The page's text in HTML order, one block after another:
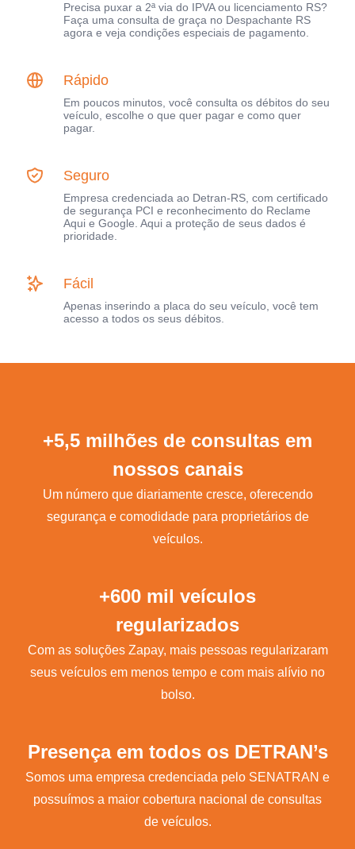
Precisa puxar a 2ª via do IPVA ou licenciamento RS?
Faça uma consulta de graça no Despachante RS
agora e veja condições especiais de pagamento.
Rápido
Em poucos minutos, você consulta os débitos do seu
veículo, escolhe o que quer pagar e como quer
pagar.
Seguro
Empresa credenciada ao Detran-RS, com certificado
de segurança PCI e reconhecimento do Reclame
Aqui e Google. Aqui a proteção de seus dados é
prioridade.
Fácil
Apenas inserindo a placa do seu veículo, você tem
acesso a todos os seus débitos.
+5,5 milhões de consultas em
nossos canais
Um número que diariamente cresce, oferecendo
segurança e comodidade para proprietários de
veículos.
+600 mil veículos
regularizados
Com as soluções Zapay, mais pessoas regularizaram
seus veículos em menos tempo e com mais alívio no
bolso.
Presença em todos os DETRAN’s
Somos uma empresa credenciada pelo SENATRAN e
possuímos a maior cobertura nacional de consultas
de veículos.